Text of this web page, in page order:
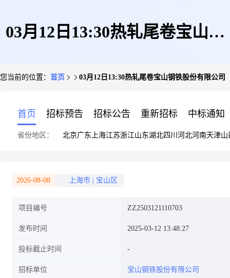
03月12日13:30热轧尾卷宝山钢
您当前的位置： 首页 03月12日13:30热轧尾卷宝山钢铁股份有限公司
首页 招标预告 招标公告 重新招标 中标通知
省份地区： 北京广东 上海江苏浙江山东湖北四川 河北河南天津山
2026-08-08 上海市 宝山区
项目编号 ZZ2503121110703
发布时间 2025-03-12 13:48:27
投标截止时间
招标单位 宝山钢铁股份有限公司